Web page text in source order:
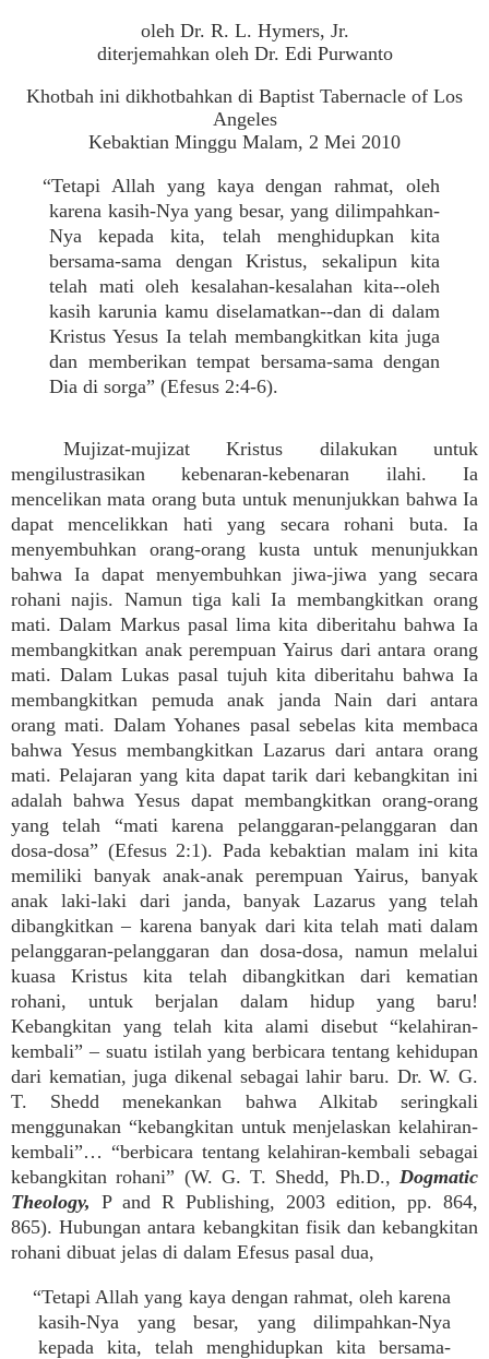
oleh Dr. R. L. Hymers, Jr.
diterjemahkan oleh Dr. Edi Purwanto
Khotbah ini dikhotbahkan di Baptist Tabernacle of Los
Angeles
Kebaktian Minggu Malam, 2 Mei 2010
“Tetapi Allah yang kaya dengan rahmat, oleh
karena kasih-Nya yang besar, yang dilimpahkan-
Nya kepada kita, telah menghidupkan kita
bersama-sama dengan Kristus, sekalipun kita
telah mati oleh kesalahan-kesalahan kita--oleh
kasih karunia kamu diselamatkan--dan di dalam
Kristus Yesus Ia telah membangkitkan kita juga
dan memberikan tempat bersama-sama dengan
Dia di sorga” (Efesus 2:4-6).
Mujizat-mujizat Kristus dilakukan untuk
mengilustrasikan kebenaran-kebenaran ilahi. Ia
mencelikan mata orang buta untuk menunjukkan bahwa Ia
dapat mencelikkan hati yang secara rohani buta. Ia
menyembuhkan orang-orang kusta untuk menunjukkan
bahwa Ia dapat menyembuhkan jiwa-jiwa yang secara
rohani najis. Namun tiga kali Ia membangkitkan orang
mati. Dalam Markus pasal lima kita diberitahu bahwa Ia
membangkitkan anak perempuan Yairus dari antara orang
mati. Dalam Lukas pasal tujuh kita diberitahu bahwa Ia
membangkitkan pemuda anak janda Nain dari antara
orang mati. Dalam Yohanes pasal sebelas kita membaca
bahwa Yesus membangkitkan Lazarus dari antara orang
mati. Pelajaran yang kita dapat tarik dari kebangkitan ini
adalah bahwa Yesus dapat membangkitkan orang-orang
yang telah “mati karena pelanggaran-pelanggaran dan
dosa-dosa” (Efesus 2:1). Pada kebaktian malam ini kita
memiliki banyak anak-anak perempuan Yairus, banyak
anak laki-laki dari janda, banyak Lazarus yang telah
dibangkitkan – karena banyak dari kita telah mati dalam
pelanggaran-pelanggaran dan dosa-dosa, namun melalui
kuasa Kristus kita telah dibangkitkan dari kematian
rohani, untuk berjalan dalam hidup yang baru!
Kebangkitan yang telah kita alami disebut “kelahiran-
kembali” – suatu istilah yang berbicara tentang kehidupan
dari kematian, juga dikenal sebagai lahir baru. Dr. W. G.
T. Shedd menekankan bahwa Alkitab seringkali
menggunakan “kebangkitan untuk menjelaskan kelahiran-
kembali”… “berbicara tentang kelahiran-kembali sebagai
kebangkitan rohani” (W. G. T. Shedd, Ph.D., Dogmatic
Theology, P and R Publishing, 2003 edition, pp. 864,
865). Hubungan antara kebangkitan fisik dan kebangkitan
rohani dibuat jelas di dalam Efesus pasal dua,
“Tetapi Allah yang kaya dengan rahmat, oleh karena
kasih-Nya yang besar, yang dilimpahkan-Nya
kepada kita, telah menghidupkan kita bersama-